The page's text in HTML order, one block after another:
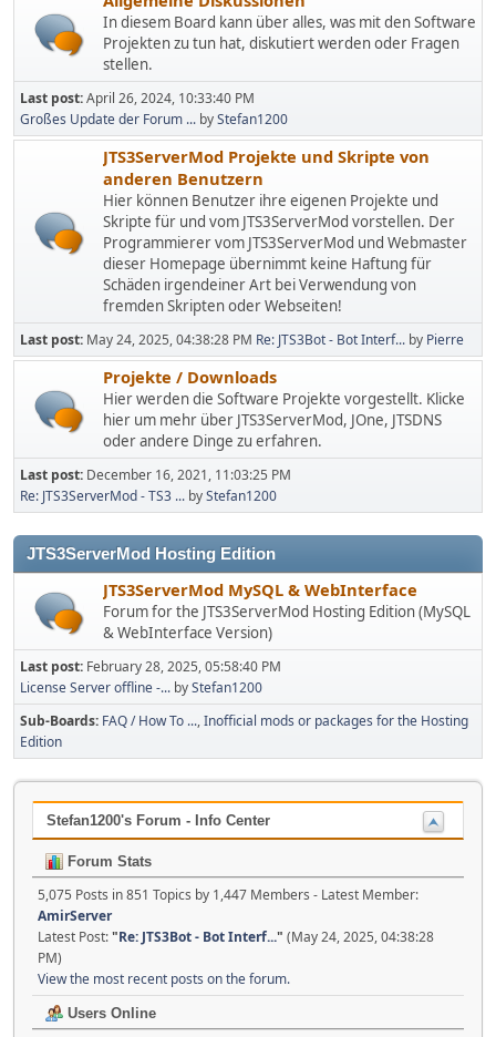
In diesem Board kann über alles, was mit den Software
Projekten zu tun hat, diskutiert werden oder Fragen
stellen.
Last post:April 26, 2024, 10:33:40 PM
Großes Update der Forum ... byStefan1200
JTS3ServerMod Projekte und Skripte von
anderen Benutzern
Hier können Benutzer ihre eigenen Projekte und
Skripte für und vom JTS3ServerMod vorstellen. Der
Programmierer vom JTS3ServerMod und Webmaster
dieser Homepage übernimmt keine Haftung für
Schäden irgendeiner Art bei Verwendung von
fremden Skripten oder Webseiten!
Last post: May 24, 2025, 04:38:28 PM Re: JTS3Bot - Bot Interf... by Pierre
Projekte / Downloads
Hier werden die Software Projekte vorgestellt. Klicke
hier um mehr über JTS3ServerMod, JOne, JTSDNS
oder andere Dinge zu erfahren.
Last post: December 16, 2021, 11:03:25 PM
Re: JTS3ServerMod - TS3 ... byStefan1200
JTS3ServerMod Hosting Edition
JTS3ServerMod MySQL & WebInterface
Forum for the JTS3ServerMod Hosting Edition (MySQL
& WebInterface Version)
Last post: February 28, 2025, 05:58:40 PM
License Server offline -... byStefan1200
Sub-Boards FAQ / How To ... Inofficial mods or packages for the Hosting
Edition
Stefan1200's Forum - Info Center
Forum Stats
5,075 Posts in 851 Topics by 1,447 Members - Latest Member:
AmirServer
Latest Post:"Re: JTS3Bot - Bot Interf..." (May 24, 2025, 04:38:28
PM)
View the most recent posts on the forum.
Users Online